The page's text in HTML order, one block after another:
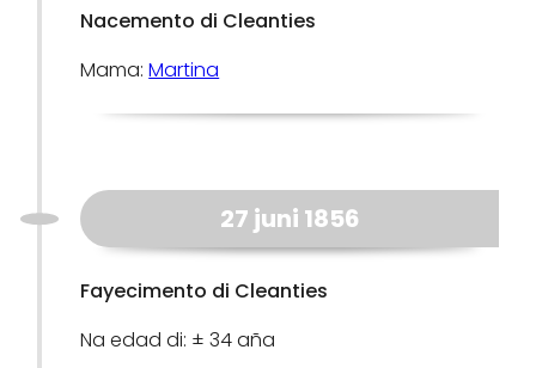
Nacemento di Cleanties
Mama:Martina
27 juni 1856
Fayecimento di Cleanties
Na edad di: ± 34 aña